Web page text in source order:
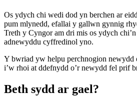
Os ydych chi wedi dod yn berchen ar
pum mlynedd, efallai y gallwn gynnig
Treth y Cyngor am dri mis os ydych
adnewyddu cyffredinol yno.
Y bwriad yw helpu perchnogion newydd
i’w rhoi at ddefnydd o’r newydd fel prif
Beth sydd ar gael?